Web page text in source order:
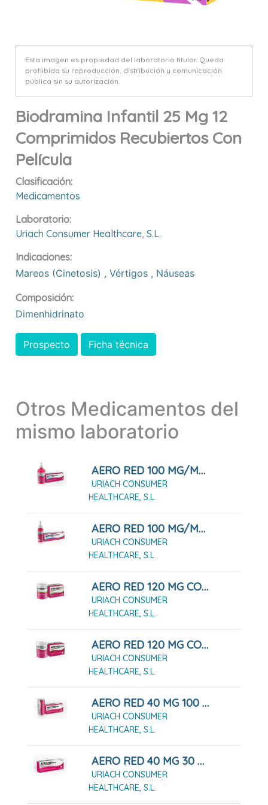
Esta imagen es propiedad del laboratorio titular. Queda
prohibida su reproducción, distribución y comunicación
pública sin su autorización.
Biodramina Infantil 25 Mg 12
Comprimidos Recubiertos Con
Película
Clasificación:
Medicamentos
Laboratorio:
Uriach Consumer Healthcare, S.l.
Indicaciones:
Mareos (cinetosis) , Vértigos , Náuseas
Composición:
Dimenhidrinato
Prospecto Ficha técnica
Otros Medicamentos del
mismo laboratorio
AERO RED 100 MG/ML GOTAS ORALES 100 ML
URIACH CONSUMER
HEALTHCARE, S.L.
AERO RED 100 MG/ML GOTAS ORALES 25 ML
URIACH CONSUMER
HEALTHCARE, S.L.
AERO RED 120 MG COMPRIMIDOS MASTICABLES SABOR MENTA, 40 COMPRIMIDOS
URIACH CONSUMER
HEALTHCARE, S.L.
AERO RED 120 MG COMPRIMIDOS MASTICABLES, 40 COMPRIMIDOS
URIACH CONSUMER
HEALTHCARE, S.L.
AERO RED 40 MG 100 COMPRIMIDOS MASTICABLES
URIACH CONSUMER
HEALTHCARE, S.L.
AERO RED 40 MG 30 COMPRIMIDOS MASTICABLES
URIACH CONSUMER
HEALTHCARE, S.L.